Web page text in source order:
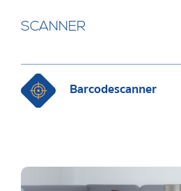
SCANNER
Barcodescanner